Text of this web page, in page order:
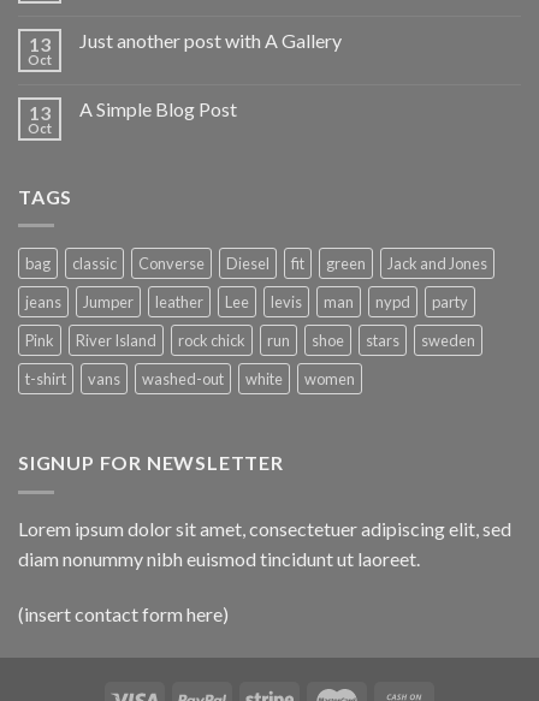
13
Oct
Just another post with A Gallery
13
Oct
A Simple Blog Post
TAGS
bag classic Converse Diesel fit green
Jack and Jones
jeans
Jumper leather Lee levis man nypd
party
Pink
River Island rock chick run shoe stars
sweden
t-shirt
vans washed-out white women
SIGNUP FOR NEWSLETTER
Lorem ipsum dolor sit amet, consectetuer adipiscing elit, sed
diam nonummy nibh euismod tincidunt ut laoreet.
(insert contact form here)